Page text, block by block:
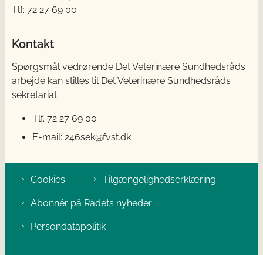
Tlf: 72 27 69 00
Kontakt
Spørgsmål vedrørende Det Veterinære Sundhedsråds
arbejde kan stilles til Det Veterinære Sundhedsråds
sekretariat:
Tlf. 72 27 69 00
E-mail: 246sek@fvst.dk
Cookies Tilgængelighedserklæring
Abonnér på Rådets nyheder
Persondatapolitik